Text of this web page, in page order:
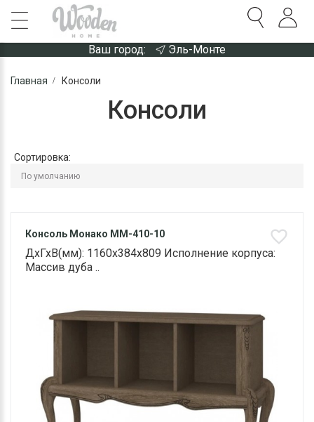
Ваш город: Эль-Монте
Главная Консоли
Консоли
Сортировка:
Консоль Монако ММ-410-10
ДхГхВ(мм): 1160х384х809 Исполнение корпуса:
Массив дуба ..